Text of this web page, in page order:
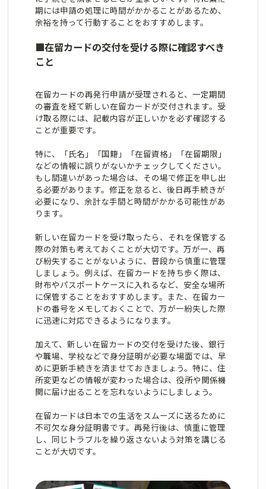
期には申請の処理に時間がかかることがあるため、
余裕を持って行動することをおすすめします。
■在留カードの交付を受ける際に確認すべき
こと
在留カードの再発行申請が受理されると、一定期間
の審査を経て新しい在留カードが交付されます。受
け取る際には、記載内容が正しいかを必ず確認する
ことが重要です。
特に、「氏名」「国籍」「在留資格」「在留期限」
などの情報に誤りがないかチェックしてください。
もし間違いがあった場合は、その場で修正を申し出
る必要があります。修正を怠ると、後日再手続きが
必要になり、余計な手間と時間がかかる可能性があ
ります。
新しい在留カードを受け取ったら、それを保管する
際の対策も考えておくことが大切です。万が一、再
び紛失することがないように、普段から慎重に管理
しましょう。例えば、在留カードを持ち歩く際は、
財布やパスポートケースに入れるなど、安全な場所
に保管することをおすすめします。また、在留カー
ドの番号をメモしておくことで、万が一紛失した際
に迅速に対応できるようになります。
加えて、新しい在留カードの交付を受けた後、銀行
や職場、学校などで身分証明が必要な場面では、早
めに更新手続きを済ませておきましょう。特に、住
所変更などの情報が変わった場合は、役所や関係機
関に届け出ることを忘れないようにしましょう。
在留カードは日本での生活をスムーズに送るために
不可欠な身分証明書です。再発行後は、慎重に管理
し、同じトラブルを繰り返さないよう対策を講じる
ことが大切です。